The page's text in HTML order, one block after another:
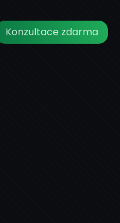
Konzultace zdarma